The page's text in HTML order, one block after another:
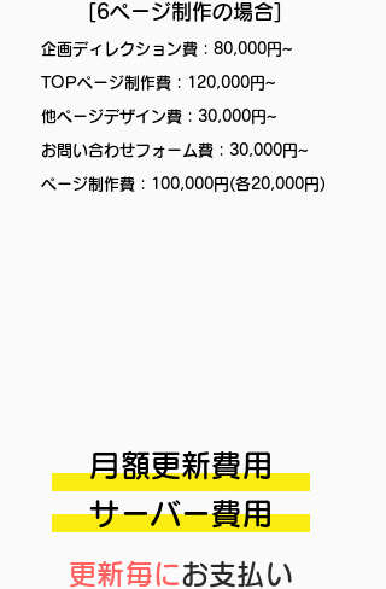
[6ページ制作の場合]
企画ディレクション費 : 80,000円~
TOPページ制作費 : 120,000円~
他ページデザイン費 : 30,000円~
お問い合わせフォーム費 : 30,000円~
ページ制作費 : 100,000円(各20,000円)
更新毎にお支払い
サーバー費用
月額更新費用